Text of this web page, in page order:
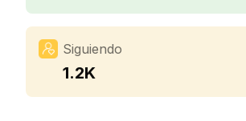
Siguiendo
1.2K